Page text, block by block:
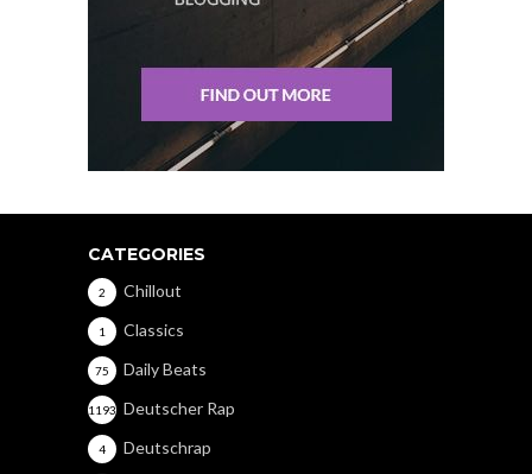
CATEGORIES
Chillout
2
Classics
1
Daily Beats
75
Deutscher Rap
1193
Deutschrap
4